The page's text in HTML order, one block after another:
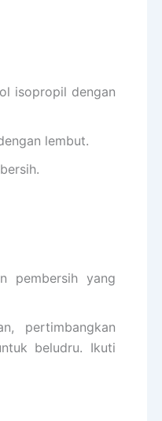
isopropil dengan
lembut.
pembersih yang
pertimbangkan
beludru. Ikuti